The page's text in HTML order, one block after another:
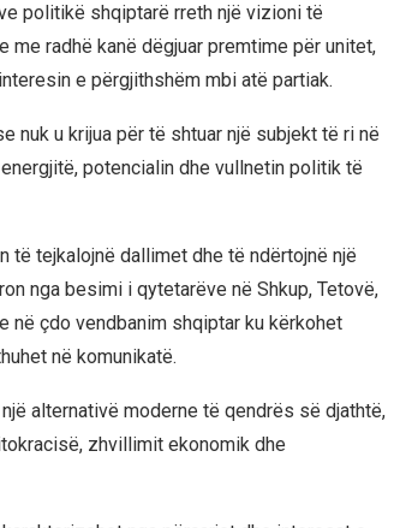
politikë shqiptarë rreth një vizioni të
radhë kanë dëgjuar premtime për unitet,
e përgjithshëm mbi atë partiak.
nuk u krijua për të shtuar një subjekt të ri në
potencialin dhe vullnetin politik të
të tejkalojnë dallimet dhe të ndërtojnë një
nga besimi i qytetarëve në Shkup, Tetovë,
në çdo vendbanim shqiptar ku kërkohet
në komunikatë.
alternativë moderne të qendrës së djathtë,
zhvillimit ekonomik dhe